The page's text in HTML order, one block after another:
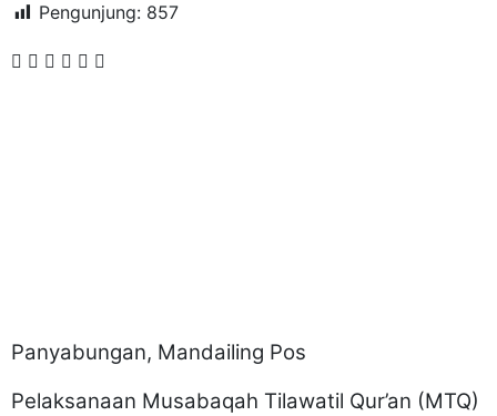
Pengunjung: 857
Panyabungan, Mandailing Pos
Pelaksanaan Musabaqah Tilawatil Qur’an (MTQ)